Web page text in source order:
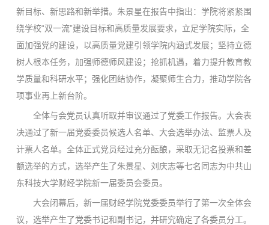
新目标、新思路和新举措。朱景星在报告中指出：学院将紧紧围
绕学校“双一流”建设目标和高质量发展要求，立足学院实际，全
面加强党的建设，以高质量党建引领学院内涵式发展；坚持立德
树人根本任务，加强师德师风建设；抢抓机遇，着力提升教育教
学质量和科研水平；强化团结协作，凝聚师生合力，推动学院各
项事业再上新台阶。
全体与会党员认真听取并审议通过了党委工作报告。大会表
决通过了新一届党委委员候选人名单、大会选举办法、监票人及
计票人名单。全体正式党员经过充分酝酿，采取无记名投票和差
额选举的方式，选举产生了朱景星、刘庆志等七名同志为中共山
东科技大学财经学院新一届委员会委员。
大会闭幕后，新一届财经学院党委委员举行了第一次全体会
议，选举产生了党委书记和副书记，并研究确定了各委员分工。